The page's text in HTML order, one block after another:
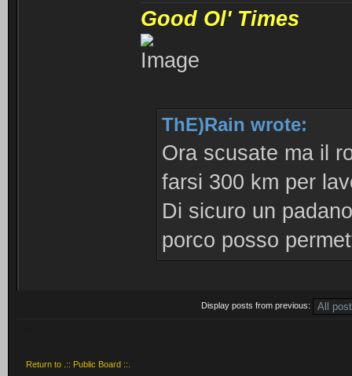
Good Ol' Times
ThE)Rain wrote:
Ora scusate ma il
farsi 300 km per
Di sicuro un
porco posso
Display posts from previous:
Return to .:: Public Board ::.